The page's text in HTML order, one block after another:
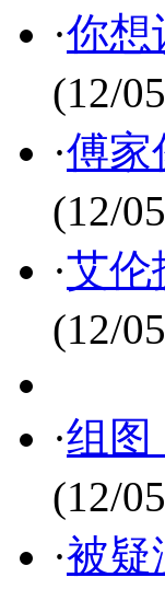
·你想
(12/
·傅家
(12/
·艾伦
(12/
·组图
(12/
·被疑